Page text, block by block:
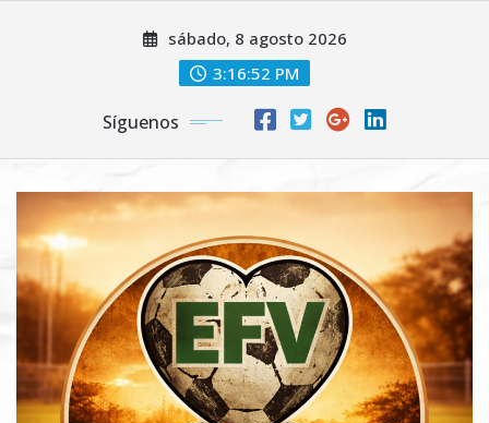
sábado, 8 agosto 2026
3:16:54 PM
Síguenos